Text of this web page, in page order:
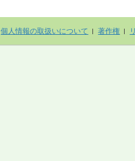
個人情報の取扱いについて 著作権